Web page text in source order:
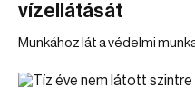
vízellátását
Munkához lát a védelmi